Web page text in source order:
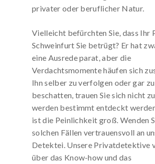
privater oder beruflicher Natur.
Vielleicht befürchten Sie, dass Ihr
Schweinfurt Sie betrügt? Er hat
eine Ausrede parat, aber die
Verdachtsmomente häufen sich
Ihn selber zu verfolgen oder gar zu
beschatten, trauen Sie sich nicht
werden bestimmt entdeckt
ist die Peinlichkeit groß. Wenden
solchen Fällen vertrauensvoll an
Detektei. Unsere Privatdetektive
über das Know-how und das